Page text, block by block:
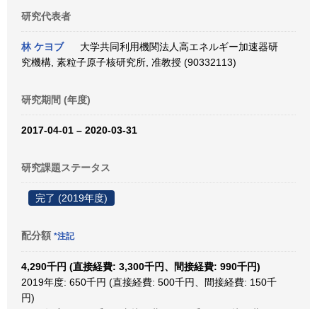
研究代表者
林 ケヨブ
大学共同利用機関法人高エネルギー加速器研
究機構, 素粒子原子核研究所, 准教授 (90332113)
研究期間 (年度)
2017-04-01 – 2020-03-31
研究課題ステータス
完了 (2019年度)
配分額 *注記
4,290千円 (直接経費: 3,300千円、間接経費: 990千円)
2019年度: 650千円 (直接経費: 500千円、間接経費: 150千
円)